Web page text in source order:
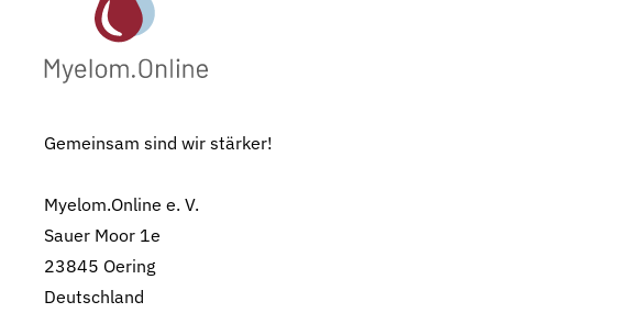
Gemeinsam sind wir stärker!
Myelom.Online e. V.
Sauer Moor 1e
23845 Oering
Deutschland